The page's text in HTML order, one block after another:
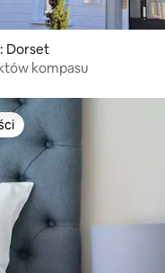
Dorset
kompasu
z kategorii Wybór gości